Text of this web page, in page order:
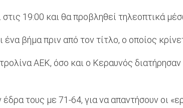
στις 19:00 και θα προβληθεί τηλεοπτικά
βήμα πριν από τον τίτλο, ο οποίος
ΑΕΚ, όσο και ο Κεραυνός διατήρησαν
τους με 71-64, για να απαντήσουν οι